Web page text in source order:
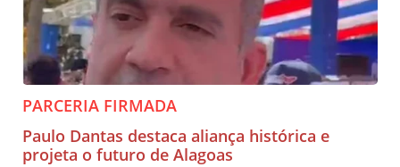
PARCERIA FIRMADA
Paulo Dantas destaca aliança histórica e
projeta o futuro de Alagoas